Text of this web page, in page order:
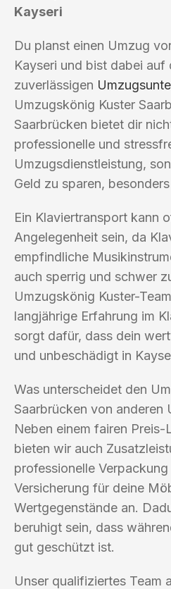
Kayseri
Du planst einen Umzug
Kayseri und bist dabei auf
zuverlässigen
Umzugskönig Kuster
Saarbrücken bietet dir
professionelle und
Umzugsdienstleistung,
Geld zu sparen,
Ein Klaviertransport kann
Angelegenheit sein, da
empfindliche
auch sperrig und schwer
Umzugskönig Kuster-
langjährige Erfahrung im
sorgt dafür, dass dein
und unbeschädigt in
Was unterscheidet den
Saarbrücken von anderen
Neben einem fairen Preis-
bieten wir auch
professionelle
Versicherung für deine
Wertgegenstände an.
beruhigt sein, dass
gut geschützt ist.
Unser qualifiziertes Team